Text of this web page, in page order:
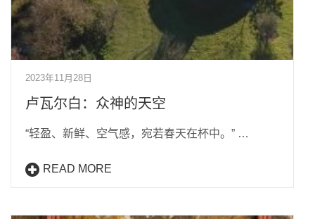
2023年11月28日
卢瓦尔白：众神的天空
“轻盈、新鲜、空气感，宛若春天在杯中。” …
READ MORE